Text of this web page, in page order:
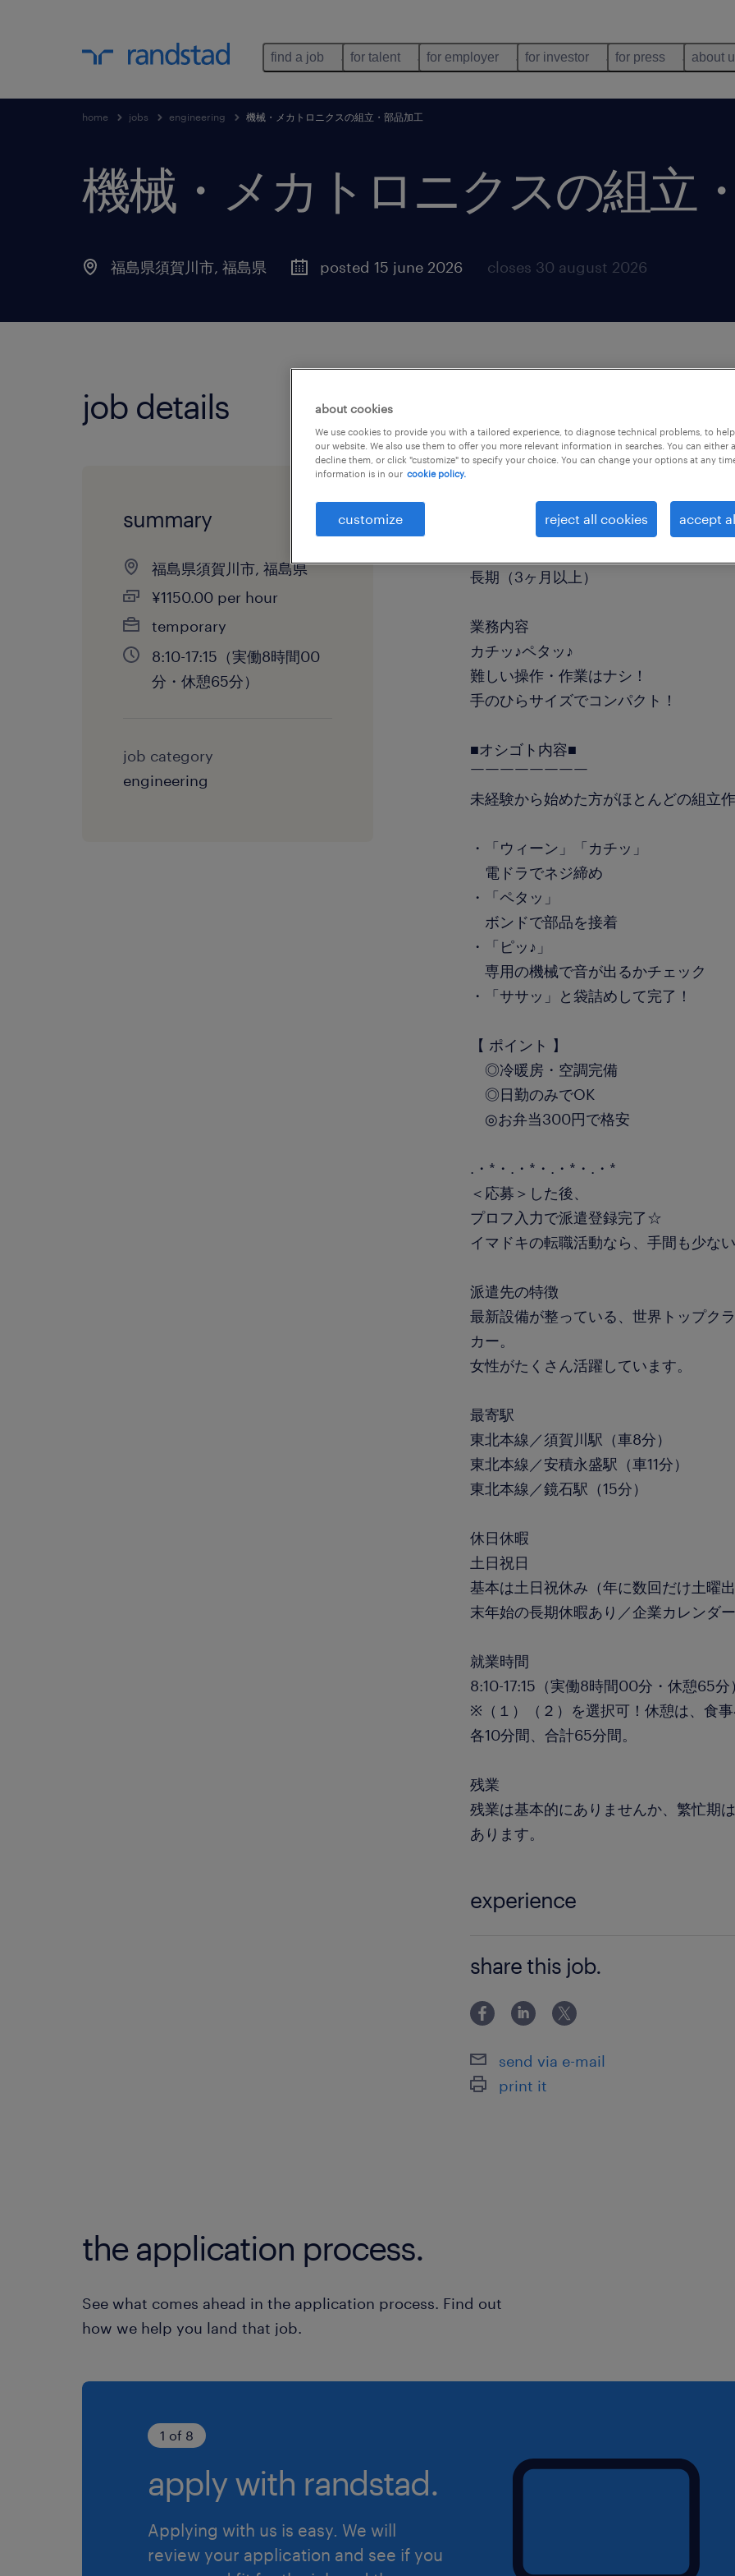
find a job for talent for employer for investor for press about
home jobs engineering 機械・メカトロニクスの組立・部品加工
機械・メカトロニクスの組立
福島県須賀川市, 福島県 posted 15 june 2026 closes 30 august 2026
job details
summary
福島県須賀川市, 福島県
¥1150.00 per hour
temporary
8:10-17:15（実働8時間00
分・休憩65分）
job category
engineering
組立・部品加工
長期（3ヶ月以上）
業務内容
カチッ♪ペタッ♪
難しい操作・作業はナシ！
手のひらサイズでコンパクト！
■オシゴト内容■
￣￣￣￣￣￣￣￣
未経験から始めた方がほとんどの組立
・「ウィーン」「カチッ」
電ドラでネジ締め
・「ペタッ」
ボンドで部品を接着
・「ピッ♪」
専用の機械で音が出るかチェック
・「ササッ」と袋詰めして完了！
【 ポイント 】
◎冷暖房・空調完備
◎日勤のみでOK
◎お弁当300円で格安
.・*・.・*・.・*・.・*
＜応募＞した後、
プロフ入力で派遣登録完了☆
イマドキの転職活動なら、手間も少な
派遣先の特徴
最新設備が整っている、世界トップク
カー。
女性がたくさん活躍しています。
最寄駅
東北本線／須賀川駅（車8分）
東北本線／安積永盛駅（車11分）
東北本線／鏡石駅（15分）
休日休暇
土日祝日
基本は土日祝休み（年に数回だけ土曜
末年始の長期休暇あり／企業カレンダ
就業時間
8:10-17:15（実働8時間00分・休憩65分
※（１）（２）を選択可！休憩は、食
各10分間、合計65分間。
残業
残業は基本的にありませんか、繁忙期
あります。
experience
にご応募ください♪ 世界的に有名な企
ス！
share this job.
send via e-mail
print it
the application process.
See what comes ahead in the application process. Find out
how we help you land that job.
1 of 8
apply with randstad.
Applying with us is easy. We will
review your application and see if you
about cookies
We use cookies to provide you with a tailored experience, to diagnose technical problems, to
our website. We also use them to offer you more relevant information in searches. You can either
decline them, or click "customize" to specify your choice. You can change your options at any
information is in our cookie policy.
customize reject all cookies accept